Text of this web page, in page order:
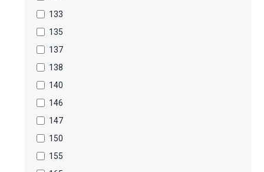
133
135
137
138
140
146
147
150
155